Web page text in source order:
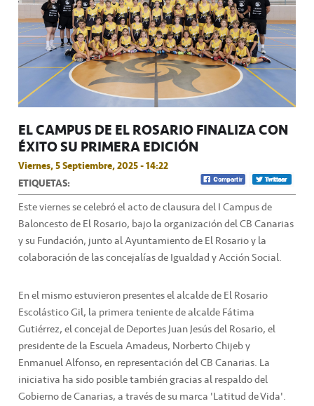
EL CAMPUS DE EL ROSARIO FINALIZA CON
ÉXITO SU PRIMERA EDICIÓN
Viernes, 5 Septiembre, 2025 - 14:22
ETIQUETAS:
Este viernes se celebró el acto de clausura del I Campus de
Baloncesto de El Rosario, bajo la organización del CB Canarias
y su Fundación, junto al Ayuntamiento de El Rosario y la
colaboración de las concejalías de Igualdad y Acción Social.
En el mismo estuvieron presentes el alcalde de El Rosario
Escolástico Gil, la primera teniente de alcalde Fátima
Gutiérrez, el concejal de Deportes Juan Jesús del Rosario, el
presidente de la Escuela Amadeus, Norberto Chijeb y
Enmanuel Alfonso, en representación del CB Canarias. La
iniciativa ha sido posible también gracias al respaldo del
Gobierno de Canarias, a través de su marca 'Latitud de Vida'.